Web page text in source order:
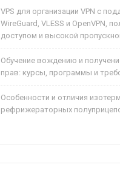
VPS для организации VPN с
WireGuard, VLESS и OpenVPN,
доступом и высокой
Обучение вождению и
прав: курсы, программы и
Особенности и отличия
рефрижераторных